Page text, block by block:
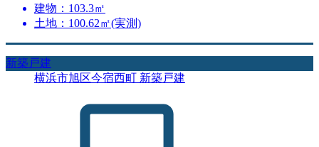
建物：103.3㎡
土地：100.62㎡(実測)
新築戸建
横浜市旭区今宿西町 新築戸建